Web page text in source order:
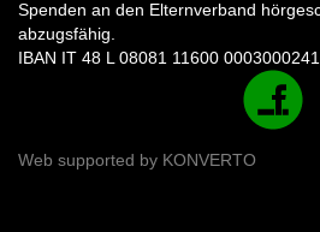
Spenden an den Elternverband
abzugsfähig.
IBAN IT 48 L 08081 11600
Web supported by KONVERTO